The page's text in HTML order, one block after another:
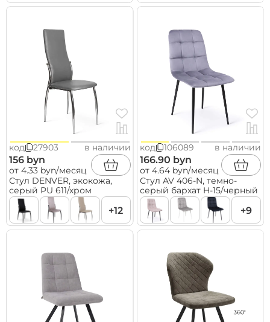
код 27903 в наличии
156 byn
от 4.33 byn/месяц
Стул DENVER, экокожа,
серый PU 611/хром
+12
код 106089 в наличии
166.90 byn
от 4.64 byn/месяц
Стул AV 406-N, темно-
серый бархат H-15/черный
+9